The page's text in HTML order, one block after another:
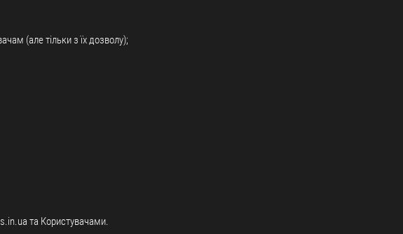
(але тільки з їх дозволу);
та Користувачами.